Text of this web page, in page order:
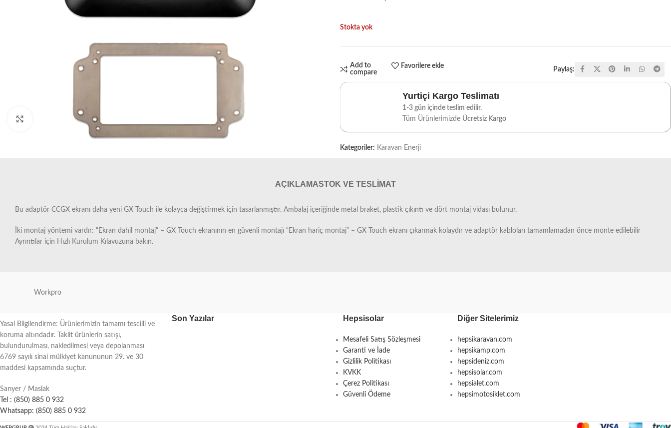
Büyütmek için tıklayın
Stokta yok
Add to
compare
Favorilere ekle
Paylaş:
Yurtiçi Kargo Teslimatı
1-3 gün içinde teslim edilir.
Tüm Ürünlerimizde Ücretsiz Kargo
Kategoriler: Karavan Enerji
AÇIKLAMASTOK VE TESLIMAT
Bu adaptör CCGX ekranı daha yeni GX Touch ile kolayca değiştirmek için tasarlanmıştır. Ambalaj içeriğinde metal braket, plastik çıkıntı ve dört montaj vidası bulunur.
İki montaj yöntemi vardır: “Ekran dahil montaj” – GX Touch ekranının en güvenli montajı “Ekran hariç montaj” – GX Touch ekranı çıkarmak kolaydır ve adaptör kabloları tamamlamadan önce monte edilebilir
Ayrıntılar için Hızlı Kurulum Kılavuzuna bakın.
Workpro
Yasal Bilgilendirme: Ürünlerimizin tamamı tescilli ve
koruma altındadır. Taklit ürünlerin satışı,
bulundurulması, nakledilmesi veya depolanması
6769 sayılı sinai mülkiyet kanununun 29. ve 30
maddesi kapsamında suçtur.
Sarıyer / Maslak
Tel : (850) 885 0 932
Whatsapp: (850) 885 0 932
Son Yazılar Hepsisolar
Mesafeli Satış Sözleşmesi
Garanti ve İade
Gizlilik Politikası
KVKK
Çerez Politikası
Güvenli Ödeme
Diğer Sitelerimiz
hepsikaravan.com
hepsikamp.com
hepsideniz.com
hepsisolar.com
hepsialet.com
hepsimotosiklet.com